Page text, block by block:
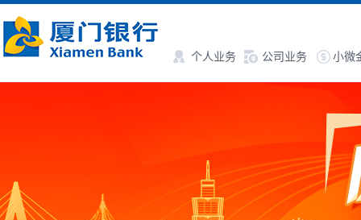
个人业务 公司业务 小微